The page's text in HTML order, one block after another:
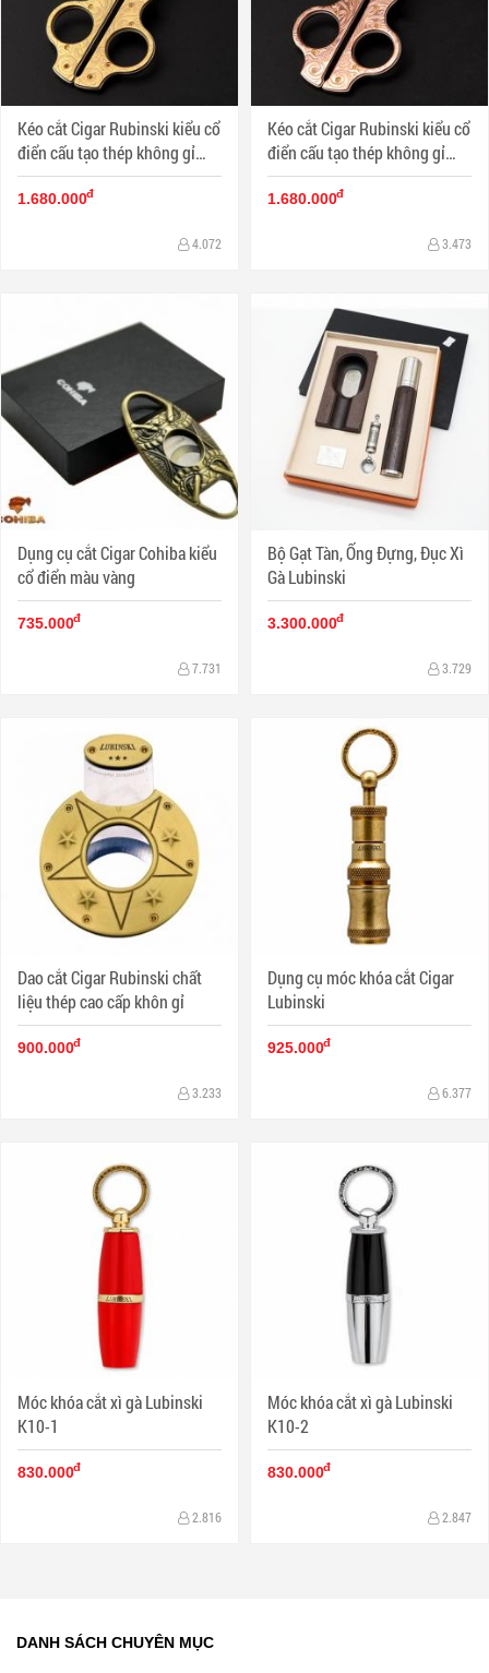
Kéo cắt Cigar Rubinski kiểu cổ
điển cấu tạo thép không gỉ
màu vàng
1.680.000đ
4.072
Kéo cắt Cigar Rubinski kiểu cổ
điển cấu tạo thép không gỉ
màu đồng
1.680.000đ
3.473
Dụng cụ cắt Cigar Cohiba kiểu
cổ điển màu vàng
735.000đ
7.731
Bộ Gạt Tàn, Ống Đựng, Đục Xì
Gà Lubinski
3.300.000đ
3.729
Dao cắt Cigar Rubinski chất
liệu thép cao cấp khôn gỉ
900.000đ
3.233
Dụng cụ móc khóa cắt Cigar
Lubinski
925.000đ
6.377
Móc khóa cắt xì gà Lubinski
K10-1
830.000đ
2.816
Móc khóa cắt xì gà Lubinski
K10-2
830.000đ
2.847
DANH SÁCH CHUYÊN MỤC